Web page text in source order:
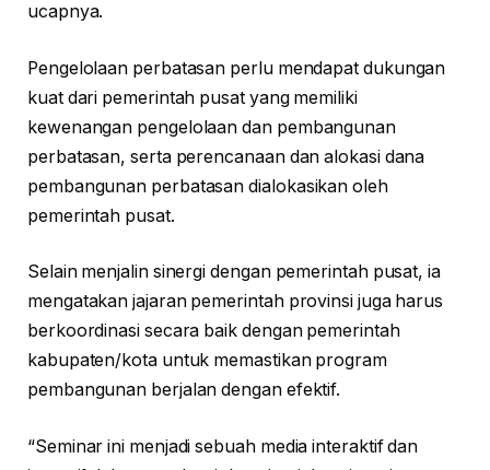
ucapnya.
Pengelolaan perbatasan perlu mendapat dukungan
kuat dari pemerintah pusat yang memiliki
kewenangan pengelolaan dan pembangunan
perbatasan, serta perencanaan dan alokasi dana
pembangunan perbatasan dialokasikan oleh
pemerintah pusat.
Selain menjalin sinergi dengan pemerintah pusat, ia
mengatakan jajaran pemerintah provinsi juga harus
berkoordinasi secara baik dengan pemerintah
kabupaten/kota untuk memastikan program
pembangunan berjalan dengan efektif.
“Seminar ini menjadi sebuah media interaktif dan